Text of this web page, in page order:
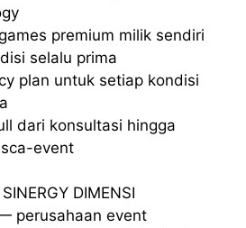
premium milik sendiri
selalu prima
plan untuk setiap kondisi
dari konsultasi hingga
event
DIMENSI
perusahaan event